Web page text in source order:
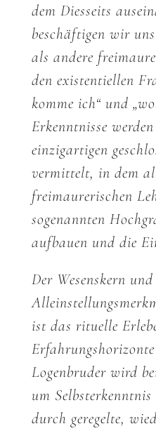
dem Diesseits
beschäftigen wir
als andere
den existentiellen
komme ich“ und
Erkenntnisse
einzigartigen
vermittelt, in dem
freimaurerischen
sogenannten
aufbauen und die
Der Wesenskern und
ist das rituelle
Logenbruder wird
um
durch geregelte,